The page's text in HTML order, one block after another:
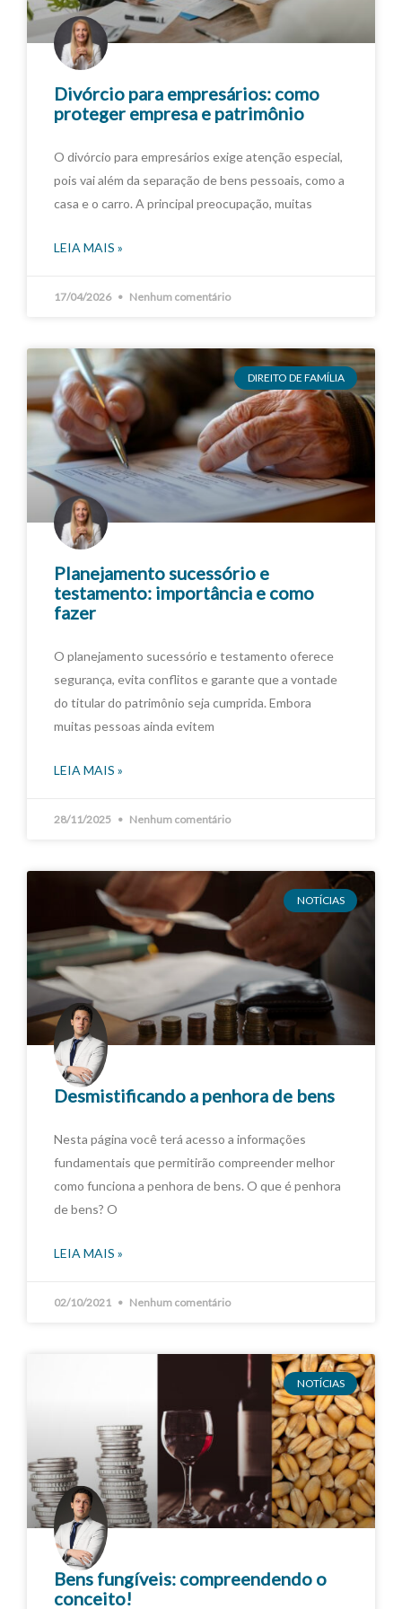
Divórcio para empresários: como
proteger empresa e patrimônio
O divórcio para empresários exige atenção especial,
pois vai além da separação de bens pessoais, como a
casa e o carro. A principal preocupação, muitas
LEIA MAIS »
17/04/2026 Nenhum comentário
DIREITO DE FAMÍLIA
Planejamento sucessório e
testamento: importância e como
fazer
O planejamento sucessório e testamento oferece
segurança, evita conflitos e garante que a vontade
do titular do patrimônio seja cumprida. Embora
muitas pessoas ainda evitem
LEIA MAIS »
28/11/2025 Nenhum comentário
NOTÍCIAS
Desmistificando a penhora de bens
Nesta página você terá acesso a informações
fundamentais que permitirão compreender melhor
como funciona a penhora de bens. O que é penhora
de bens? O
LEIA MAIS »
02/10/2021 Nenhum comentário
NOTÍCIAS
Bens fungíveis: compreendendo o
conceito!